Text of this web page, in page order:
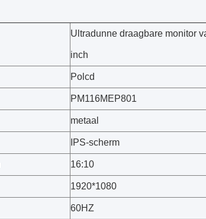
Ultradunne draagbare monitor
inch
Polcd
PM116MEP801
metaal
IPS-scherm
16:10
1920*1080
60HZ